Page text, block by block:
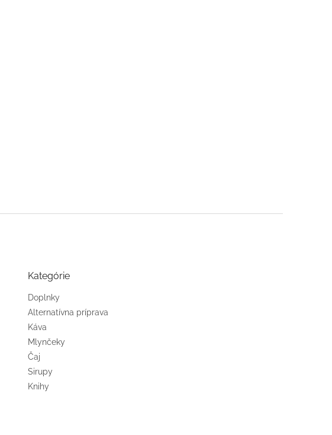
Kategórie
Doplnky
Alternatívna príprava
Káva
Mlynčeky
Čaj
Sirupy
Knihy